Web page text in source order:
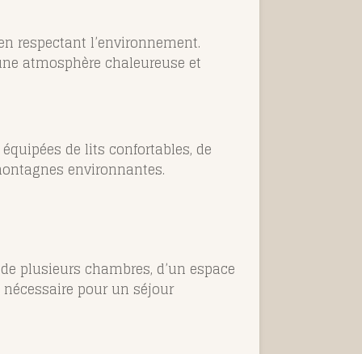
respectant l’environnement.
atmosphère chaleureuse et
de lits confortables, de
environnantes.
plusieurs chambres, d’un espace
pour un séjour